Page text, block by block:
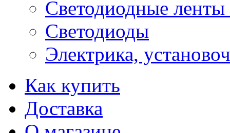
Светодиодные
Светодиоды
Электрика,
Как купить
Доставка